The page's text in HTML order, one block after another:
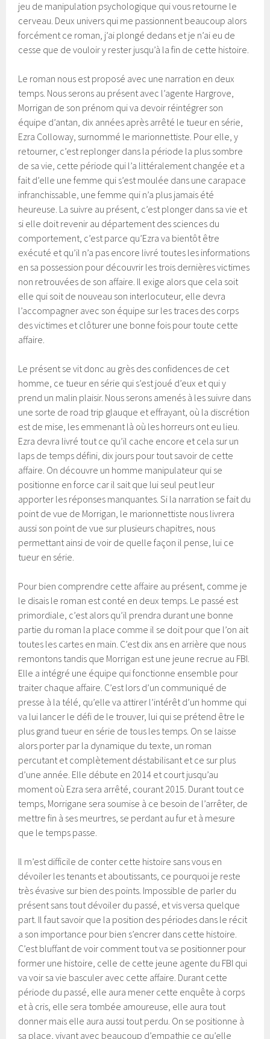
jeu de manipulation psychologique qui vous retourne le
cerveau. Deux univers qui me passionnent beaucoup alors
forcément ce roman, j’ai plongé dedans et je n’ai eu de
cesse que de vouloir y rester jusqu’à la fin de cette histoire.
Le roman nous est proposé avec une narration en deux
temps. Nous serons au présent avec l’agente Hargrove,
Morrigan de son prénom qui va devoir réintégrer son
équipe d’antan, dix années après arrêté le tueur en série,
Ezra Colloway, surnommé le marionnettiste. Pour elle, y
retourner, c’est replonger dans la période la plus sombre
de sa vie, cette période qui l’a littéralement changée et a
fait d’elle une femme qui s’est moulée dans une carapace
infranchissable, une femme qui n’a plus jamais été
heureuse. La suivre au présent, c’est plonger dans sa vie et
si elle doit revenir au département des sciences du
comportement, c’est parce qu’Ezra va bientôt être
exécuté et qu’il n’a pas encore livré toutes les informations
en sa possession pour découvrir les trois dernières victimes
non retrouvées de son affaire. Il exige alors que cela soit
elle qui soit de nouveau son interlocuteur, elle devra
l’accompagner avec son équipe sur les traces des corps
des victimes et clôturer une bonne fois pour toute cette
affaire.
Le présent se vit donc au grès des confidences de cet
homme, ce tueur en série qui s’est joué d’eux et qui y
prend un malin plaisir. Nous serons amenés à les suivre dans
une sorte de road trip glauque et effrayant, où la discrétion
est de mise, les emmenant là où les horreurs ont eu lieu.
Ezra devra livré tout ce qu’il cache encore et cela sur un
laps de temps défini, dix jours pour tout savoir de cette
affaire. On découvre un homme manipulateur qui se
positionne en force car il sait que lui seul peut leur
apporter les réponses manquantes. Si la narration se fait du
point de vue de Morrigan, le marionnettiste nous livrera
aussi son point de vue sur plusieurs chapitres, nous
permettant ainsi de voir de quelle façon il pense, lui ce
tueur en série.
Pour bien comprendre cette affaire au présent, comme je
le disais le roman est conté en deux temps. Le passé est
primordiale, c’est alors qu’il prendra durant une bonne
partie du roman la place comme il se doit pour que l’on ait
toutes les cartes en main. C’est dix ans en arrière que nous
remontons tandis que Morrigan est une jeune recrue au FBI.
Elle a intégré une équipe qui fonctionne ensemble pour
traiter chaque affaire. C’est lors d’un communiqué de
presse à la télé, qu’elle va attirer l’intérêt d’un homme qui
va lui lancer le défi de le trouver, lui qui se prétend être le
plus grand tueur en série de tous les temps. On se laisse
alors porter par la dynamique du texte, un roman
percutant et complètement déstabilisant et ce sur plus
d’une année. Elle débute en 2014 et court jusqu’au
moment où Ezra sera arrêté, courant 2015. Durant tout ce
temps, Morrigane sera soumise à ce besoin de l’arrêter, de
mettre fin à ses meurtres, se perdant au fur et à mesure
que le temps passe.
Il m’est difficile de conter cette histoire sans vous en
dévoiler les tenants et aboutissants, ce pourquoi je reste
très évasive sur bien des points. Impossible de parler du
présent sans tout dévoiler du passé, et vis versa quelque
part. Il faut savoir que la position des périodes dans le récit
a son importance pour bien s’encrer dans cette histoire.
C’est bluffant de voir comment tout va se positionner pour
former une histoire, celle de cette jeune agente du FBI qui
va voir sa vie basculer avec cette affaire. Durant cette
période du passé, elle aura mener cette enquête à corps
et à cris, elle sera tombée amoureuse, elle aura tout
donner mais elle aura aussi tout perdu. On se positionne à
sa place, vivant avec beaucoup d’empathie ce qu’elle